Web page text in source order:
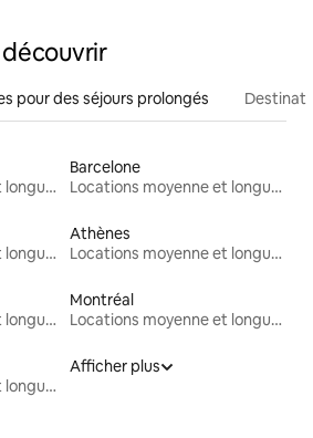
pour des séjours prolongés
Locations moyenne et longue durée
Barcelone
Locations moyenne et longue durée
Locations moyenne et longue durée
Athènes
Locations moyenne et longue durée
Locations moyenne et longue durée
Montréal
Locations moyenne et longue durée
Locations moyenne et longue durée
Afficher plus